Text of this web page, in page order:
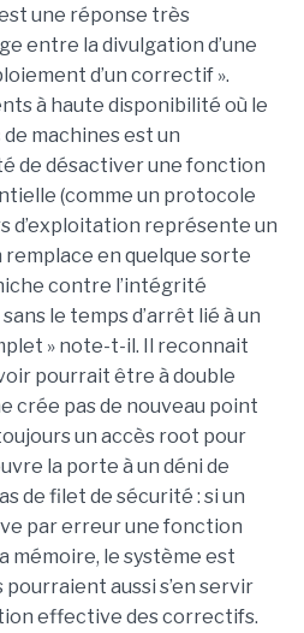
une réponse très
entre la divulgation d’une
d’un correctif ».
à haute disponibilité où le
machines est un
de désactiver une fonction
(comme un protocole
d’exploitation représente un
remplace en quelque sorte
contre l’intégrité
le temps d’arrêt lié à un
» note-t-il. Il reconnait
pourrait être à double
crée pas de nouveau point
un accès root pour
la porte à un déni de
de filet de sécurité : si un
par erreur une fonction
mémoire, le système est
aussi s’en servir
effective des correctifs.